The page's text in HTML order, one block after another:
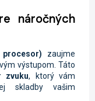
náročných
zaujme
výstupom. Táto
zvuku, ktorý vám
skladby vašim